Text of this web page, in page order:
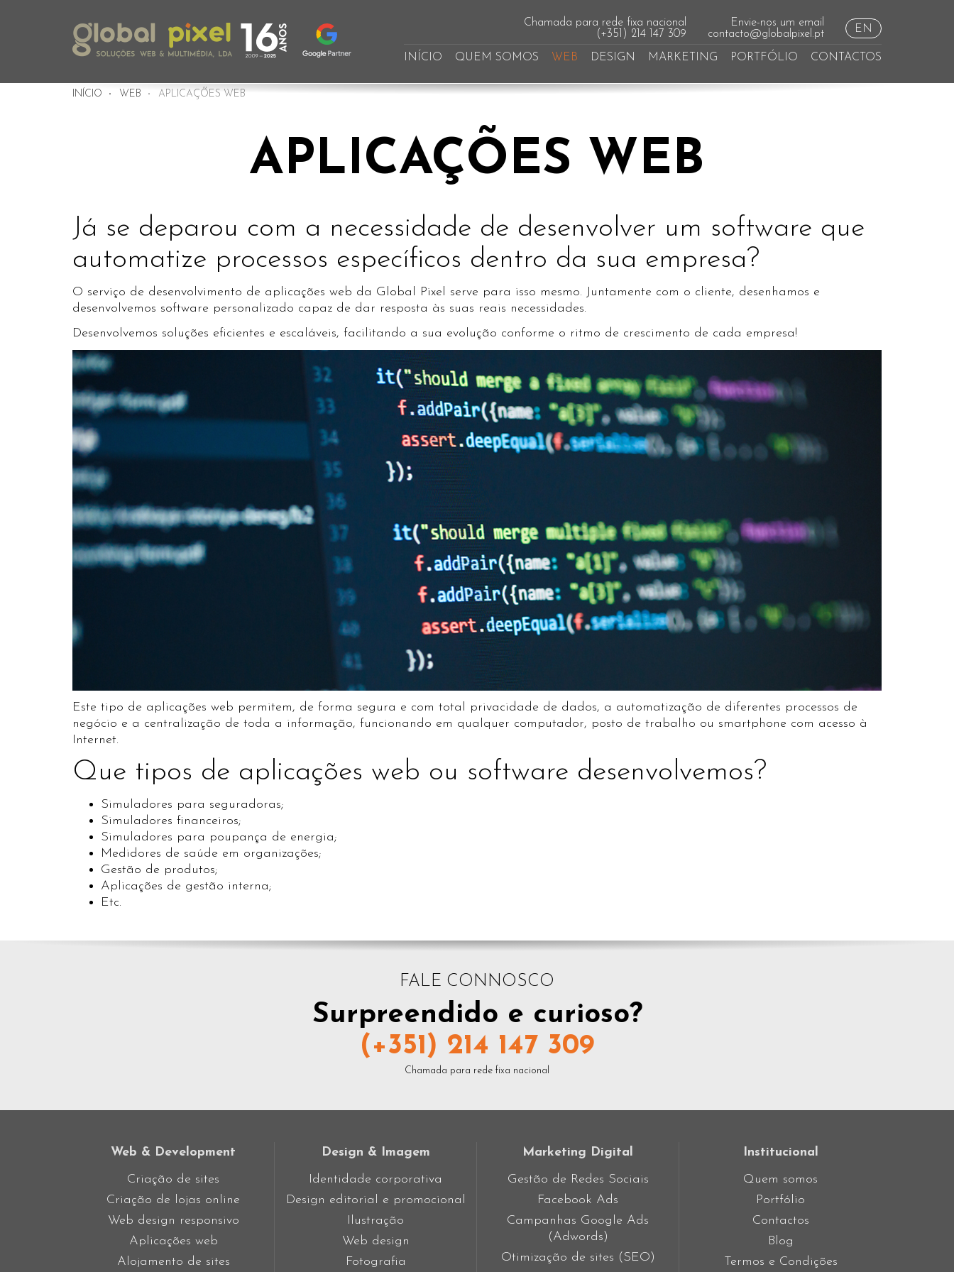
Chamada para rede fixa nacional
(+351) 214 147 309
Envie-nos um email
contacto@globalpixel.pt
EN
INÍCIO QUEM SOMOS WEB DESIGN MARKETING PORTFÓLIO CONTACTOS
INÍCIO WEB APLICAÇÕES WEB
APLICAÇÕES WEB
Já se deparou com a necessidade de desenvolver um software que
automatize processos específicos dentro da sua empresa?
O serviço de desenvolvimento de aplicações web da Global Pixel serve para isso mesmo. Juntamente com o cliente, desenhamos e
desenvolvemos software personalizado capaz de dar resposta às suas reais necessidades.
Desenvolvemos soluções eficientes e escaláveis, facilitando a sua evolução conforme o ritmo de crescimento de cada empresa!
Este tipo de aplicações web permitem, de forma segura e com total privacidade de dados, a automatização de diferentes processos de
negócio e a centralização de toda a informação, funcionando em qualquer computador, posto de trabalho ou smartphone com acesso à
Internet.
Que tipos de aplicações web ou software desenvolvemos?
Simuladores para seguradoras;
Simuladores financeiros;
Simuladores para poupança de energia;
Medidores de saúde em organizações;
Gestão de produtos;
Aplicações de gestão interna;
Etc.
FALE CONNOSCO
Surpreendido e curioso?
(+351) 214 147 309
Chamada para rede fixa nacional
Web & Development
Criação de sites
Criação de lojas online
Web design responsivo
Aplicações web
Alojamento de sites
Design & Imagem
Identidade corporativa
Design editorial e promocional
Ilustração
Web design
Fotografia
Marketing Digital
Gestão de Redes Sociais
Facebook Ads
Campanhas Google Ads
(Adwords)
Otimização de sites (SEO)
Institucional
Quem somos
Portfólio
Contactos
Blog
Termos e Condições